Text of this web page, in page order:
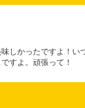
しかったですよ！
すよ。頑張って！